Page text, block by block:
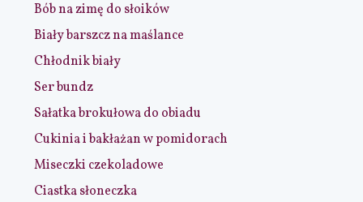
Bób na zimę do słoików
Biały barszcz na maślance
Chłodnik biały
Ser bundz
Sałatka brokułowa do obiadu
Cukinia i bakłażan w pomidorach
Miseczki czekoladowe
Ciastka słoneczka